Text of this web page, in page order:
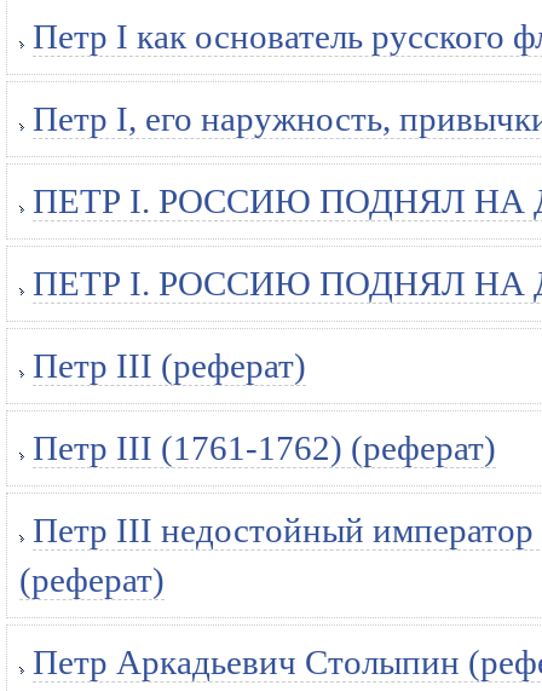
Петр I как основатель русского
Петр I, его наружность,
ПЕТР I. РОССИЮ ПОДНЯЛ НА
ПЕТР I. РОССИЮ ПОДНЯЛ НА
Петр III (реферат)
Петр III (1761-1762) (реферат)
Петр III недостойный
(реферат)
Петр Аркадьевич Столыпин